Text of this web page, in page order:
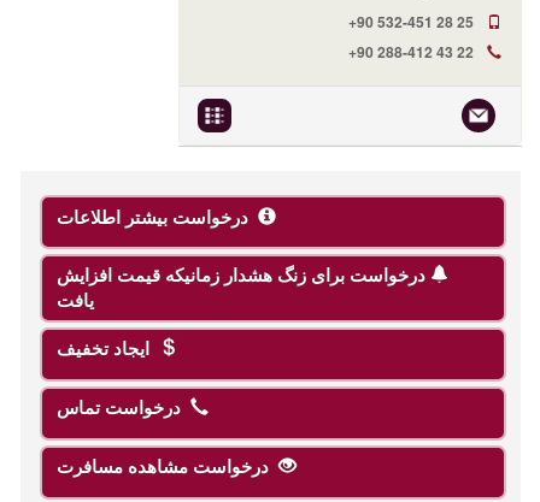
+90 532-451 28 25
+90 288-412 43 22
درخواست بیشتر اطلاعات
درخواست برای زنگ هشدار زمانیکه قیمت افزایش
یافت
ایجاد تخفیف
درخواست تماس
درخواست مشاهده مسافرت